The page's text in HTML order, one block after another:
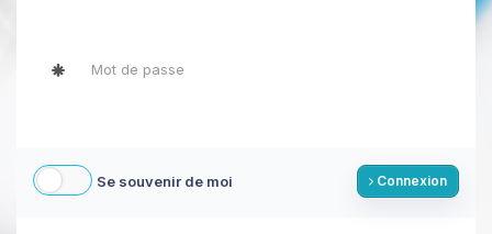
Se souvenir de moi Connexion